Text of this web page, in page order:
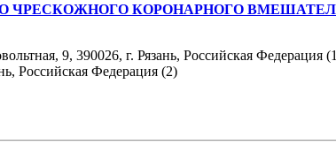
ЧРЕСКОЖНОГО КОРОНАРНОГО
9, 390026, г. Рязань, Российская Федерация
Российская Федерация (2)